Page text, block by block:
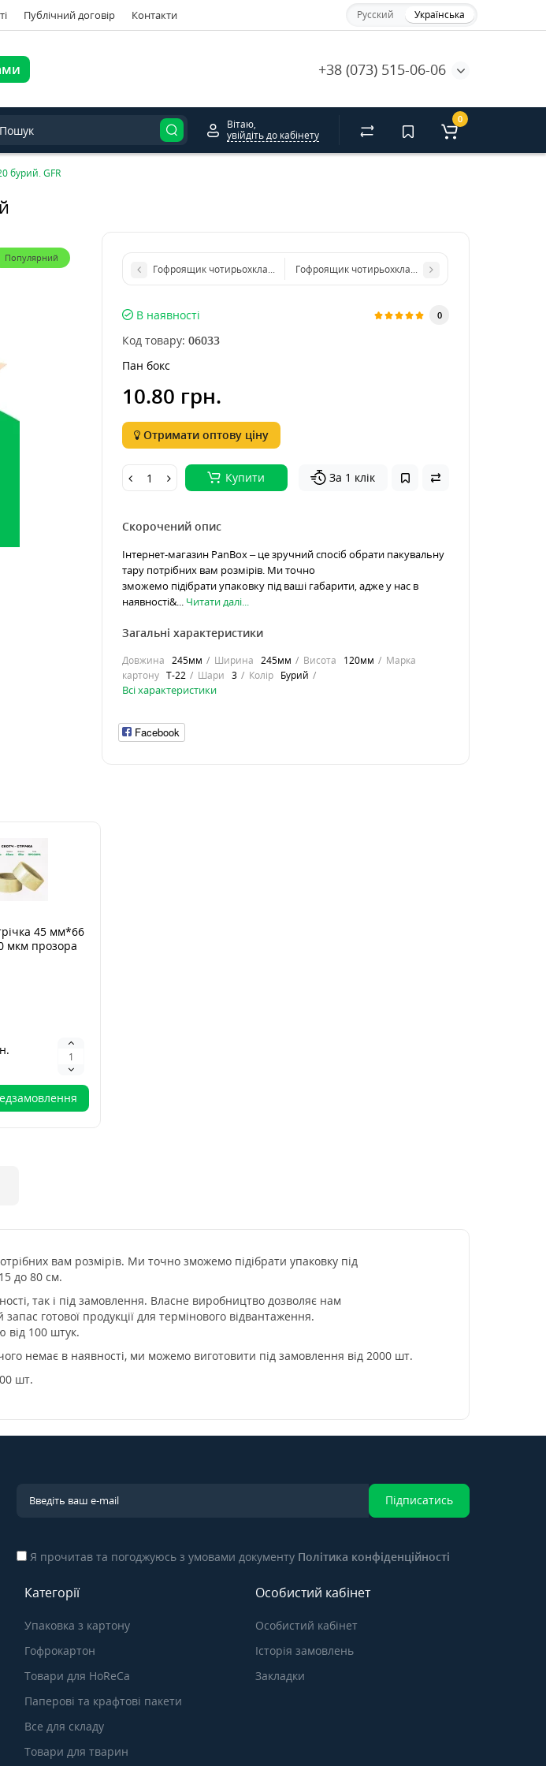
Публічний договір Контакти Русский Українська
+38 (073) 515-06-06
Вітаю,
увійдіть до кабінету
0
бурий. GFR
Популярний
Гофроящик чотирьохклапанний 230*155*70 бурий. GFRГофроящик чотирьохклапанний 295*285*260 бурий.
В наявності 0
Код товару: 06033
Пан бокс
10.80 грн.
Отримати оптову ціну
Купити За 1 клік
Скорочений опис
Інтернет-магазин PanBox – це зручний спосіб обрати пакувальну
тару потрібних вам розмірів. Ми точно
зможемо підібрати упаковку під ваші габарити, адже у нас в
наявності&... Читати далі...
Загальні характеристики
Довжина 245мм Ширина 245мм Висота 120мм
Марка
картону Т-22 Шари 3 Колір Бурий
Всі характеристики
Facebook
45 мм*66
мкм прозора
вам розмірів. Ми точно зможемо підібрати упаковку під
до 80 см.
так і під замовлення. Власне виробництво дозволяє нам
готової продукції для термінового відвантаження.
100 штук.
немає в наявності, ми можемо виготовити під замовлення від 2000 шт.
шт.
Підписатись
Я прочитав та погоджуюсь з умовами документу Політика конфіденційності
Категорії
Упаковка з картону
Гофрокартон
Товари для HoReCa
Паперові та крафтові пакети
Все для складу
Товари для тварин
Особистий кабінет
Особистий кабінет
Історія замовлень
Закладки